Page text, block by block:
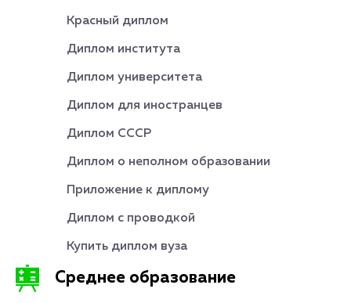
Красный диплом
Диплом института
Диплом университета
Диплом для иностранцев
Диплом СССР
Диплом о неполном образовании
Приложение к диплому
Диплом с проводкой
Купить диплом вуза
Среднее образование